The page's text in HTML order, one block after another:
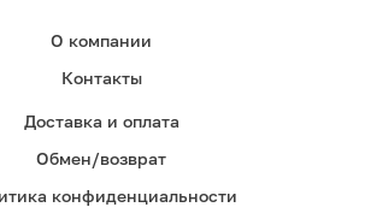
О компании
Контакты
Доставка и оплата
Обмен/возврат
конфиденциальности